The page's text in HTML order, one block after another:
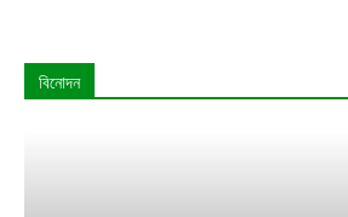
বিনোদন